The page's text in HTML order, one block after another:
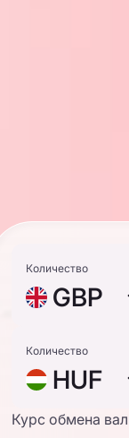
Количество
GBP
Количество
HUF
Курс обмена